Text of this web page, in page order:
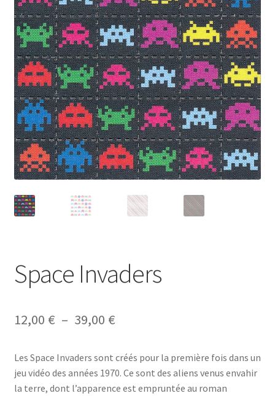
A Propos
Space Invaders
12,00 € – 39,00 €Plage
prix :
12,00 €
Les Space Invaders sont créés pour la première fois dans un
jeu vidéo des années 1970. Ce sont des aliens venus envahir
la terre, dont l’apparence est empruntée au roman